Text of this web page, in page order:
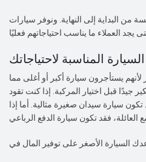
البداية إلى النهاية. ونوفر سيارات
المناسبة لاحتياجاتك
لأنهم يستأجرون سيارة أكبر أو أغلى مما
جيدًا قبل اختيار المركبة. إذا كنت تقود
سيارة سيدان صغيرة مثالية. أما إذا